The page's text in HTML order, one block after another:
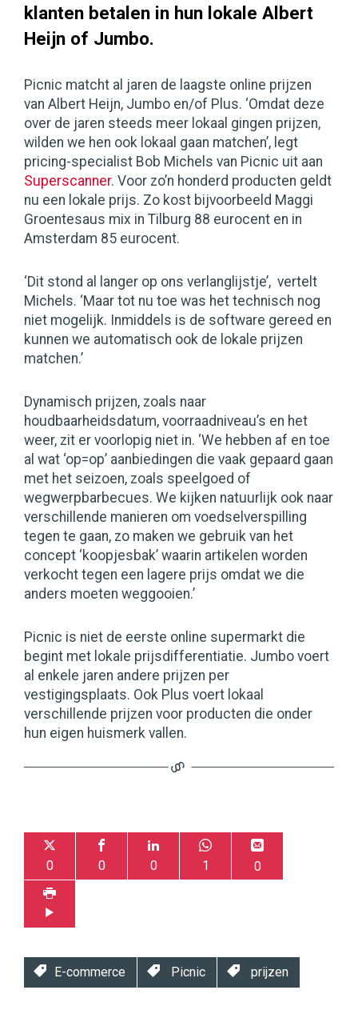
klanten betalen in hun lokale Albert
Heijn of Jumbo.
Picnic matcht al jaren de laagste online prijzen
van Albert Heijn, Jumbo en/of Plus. ‘Omdat deze
over de jaren steeds meer lokaal gingen prijzen,
wilden we hen ook lokaal gaan matchen’, legt
pricing-specialist Bob Michels van Picnic uit aan
Superscanner. Voor zo’n honderd producten geldt
nu een lokale prijs. Zo kost bijvoorbeeld Maggi
Groentesaus mix in Tilburg 88 eurocent en in
Amsterdam 85 eurocent.
‘Dit stond al langer op ons verlanglijstje’, vertelt
Michels. ‘Maar tot nu toe was het technisch nog
niet mogelijk. Inmiddels is de software gereed en
kunnen we automatisch ook de lokale prijzen
matchen.’
Dynamisch prijzen, zoals naar
houdbaarheidsdatum, voorraadniveau’s en het
weer, zit er voorlopig niet in. ‘We hebben af en toe
al wat ‘op=op’ aanbiedingen die vaak gepaard gaan
met het seizoen, zoals speelgoed of
wegwerpbarbecues. We kijken natuurlijk ook naar
verschillende manieren om voedselverspilling
tegen te gaan, zo maken we gebruik van het
concept ‘koopjesbak’ waarin artikelen worden
verkocht tegen een lagere prijs omdat we die
anders moeten weggooien.’
Picnic is niet de eerste online supermarkt die
begint met lokale prijsdifferentiatie. Jumbo voert
al enkele jaren andere prijzen per
vestigingsplaats. Ook Plus voert lokaal
verschillende prijzen voor producten die onder
hun eigen huismerk vallen.
0 0 0 1 0
E-commerce Picnic prijzen